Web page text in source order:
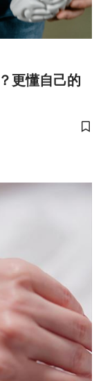
更懂自己的
儲